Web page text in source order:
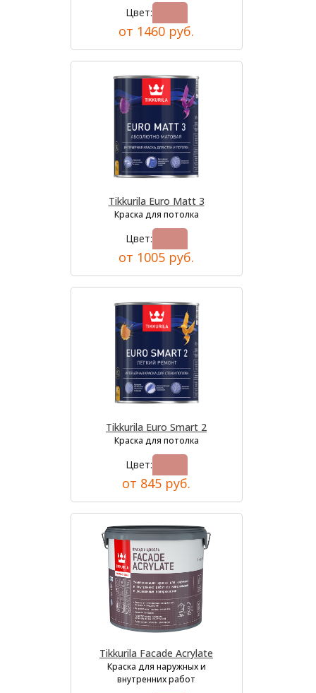
Цвет:
от 1460 руб.
Tikkurila Euro Matt 3
Краска для потолка
Цвет:
от 1005 руб.
Tikkurila Euro Smart 2
Краска для потолка
Цвет:
от 845 руб.
Tikkurila Facade Acrylate
Краска для наружных и
внутренних работ